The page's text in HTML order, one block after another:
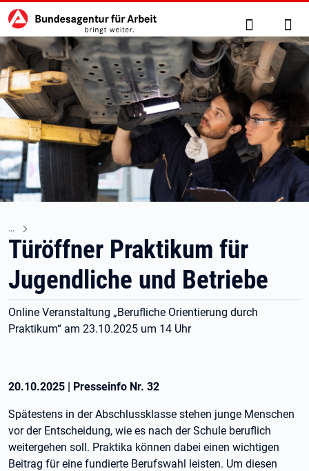
zu den Hauptinhalten springen
Hauptnavigation Suche
Türöffner Praktikum für
Jugendliche und Betriebe
Online Veranstaltung „Berufliche Orientierung durch
Praktikum“ am 23.10.2025 um 14 Uhr
20.10.2025 | Presseinfo Nr. 32
Spätestens in der Abschlussklasse stehen junge Menschen
vor der Entscheidung, wie es nach der Schule beruflich
weitergehen soll. Praktika können dabei einen wichtigen
Beitrag für eine fundierte Berufswahl leisten. Um diesen